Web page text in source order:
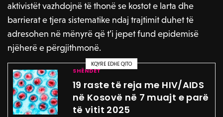
aktivistët vazhdojnë të thonë se kostot e larta dhe
barrierat e tjera sistematike ndaj trajtimit duhet të
adresohen në mënyrë që t’i jepet fund epidemisë
njëherë e përgjithmonë.
KQYRE EDHE QITO
SHËNDET
19 raste të reja me HIV/AIDS
në Kosovë në 7 muajt e parë
të vitit 2025